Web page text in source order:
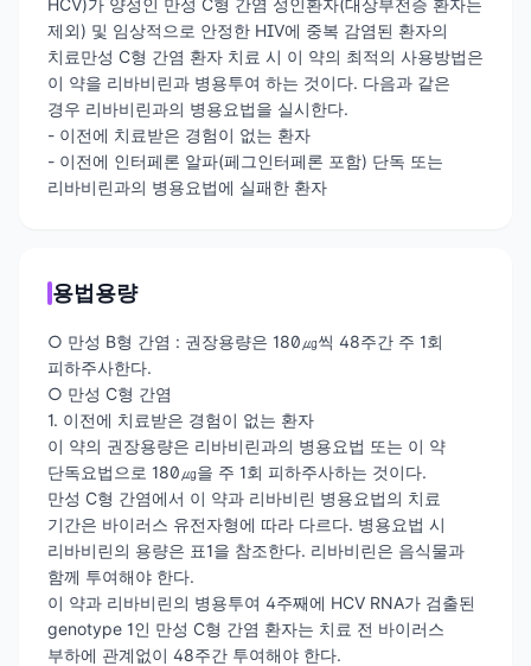
제외) 및 임상적으로 안정한 HIV에 중복 감염된 환자의
치료만성 C형 간염 환자 치료 시 이 약의 최적의 사용방법은
이 약을 리바비린과 병용투여 하는 것이다. 다음과 같은
경우 리바비린과의 병용요법을 실시한다.
- 이전에 치료받은 경험이 없는 환자
- 이전에 인터페론 알파(페그인터페론 포함) 단독 또는
리바비린과의 병용요법에 실패한 환자
용법용량
○ 만성 B형 간염 : 권장용량은 180㎍씩 48주간 주 1회
피하주사한다.
○ 만성 C형 간염
1. 이전에 치료받은 경험이 없는 환자
이 약의 권장용량은 리바비린과의 병용요법 또는 이 약
단독요법으로 180㎍을 주 1회 피하주사하는 것이다.
만성 C형 간염에서 이 약과 리바비린 병용요법의 치료
기간은 바이러스 유전자형에 따라 다르다. 병용요법 시
리바비린의 용량은 표1을 참조한다. 리바비린은 음식물과
함께 투여해야 한다.
이 약과 리바비린의 병용투여 4주째에 HCV RNA가 검출된
genotype 1인 만성 C형 간염 환자는 치료 전 바이러스
부하에 관계없이 48주간 투여해야 한다.